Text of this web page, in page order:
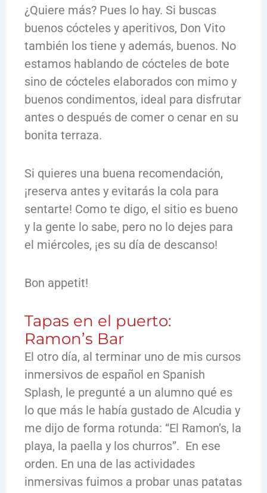
¿Quiere más? Pues lo hay. Si buscas
buenos cócteles y aperitivos, Don Vito
también los tiene y además, buenos. No
estamos hablando de cócteles de bote
sino de cócteles elaborados con mimo y
buenos condimentos, ideal para disfrutar
antes o después de comer o cenar en su
bonita terraza.
Si quieres una buena recomendación,
¡reserva antes y evitarás la cola para
sentarte! Como te digo, el sitio es bueno
y la gente lo sabe, pero no lo dejes para
el miércoles, ¡es su día de descanso!
Bon appetit!
Tapas en el puerto:
Ramon’s Bar
El otro día, al terminar uno de mis cursos
inmersivos de español en Spanish
Splash, le pregunté a un alumno qué es
lo que más le había gustado de Alcudia y
me dijo de forma rotunda: “El Ramon’s, la
playa, la paella y los churros”. En ese
orden. En una de las actividades
inmersivas fuimos a probar unas patatas